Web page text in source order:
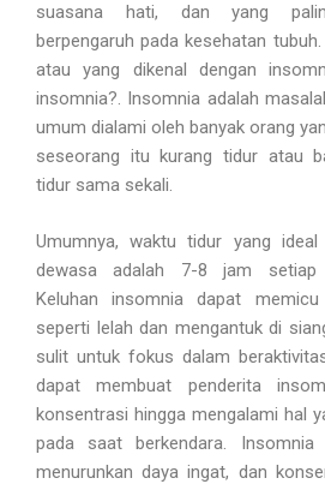
suasana hati, dan yang
berpengaruh pada kesehatan
atau yang dikenal dengan
insomnia?. Insomnia adalah
umum dialami oleh banyak orang
seseorang itu kurang tidur atau
tidur sama sekali.
Umumnya, waktu tidur yang
dewasa adalah 7-8 jam setiap
Keluhan insomnia dapat
seperti lelah dan mengantuk di
sulit untuk fokus dalam
dapat membuat penderita
konsentrasi hingga mengalami hal
pada saat berkendara.
menurunkan daya ingat, dan